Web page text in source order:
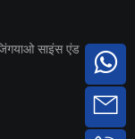
साइंस एंड